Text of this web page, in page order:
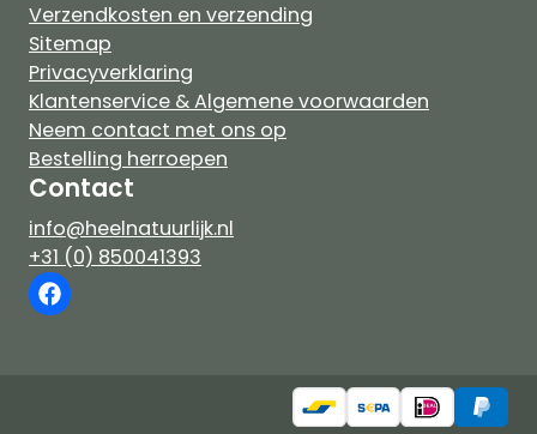
Verzendkosten en verzending
Sitemap
Privacyverklaring
Klantenservice & Algemene voorwaarden
Neem contact met ons op
Bestelling herroepen
Contact
info@heelnatuurlijk.nl
+31 (0) 850041393
TOEVOEGEN AAN